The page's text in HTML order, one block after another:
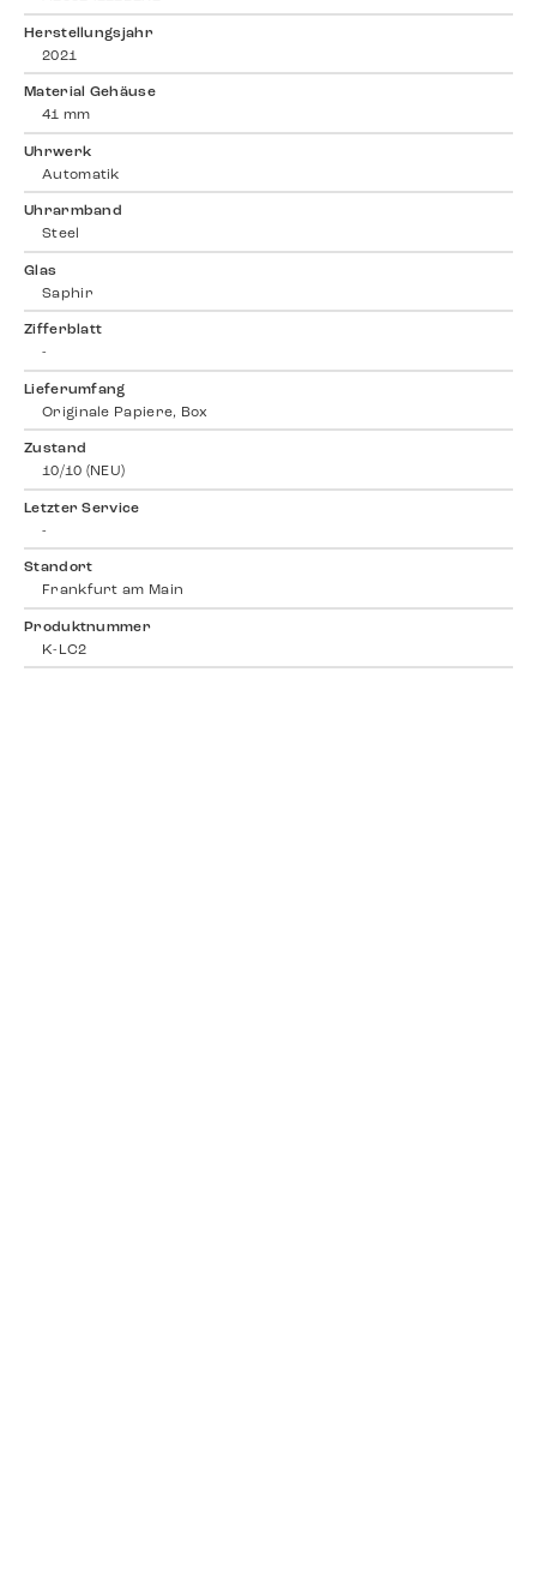
Herstellungsjahr
2021
Material Gehäuse
41 mm
Uhrwerk
Automatik
Uhrarmband
Steel
Glas
Saphir
Zifferblatt
-
Lieferumfang
Originale Papiere, Box
Zustand
10/10 (NEU)
Letzter Service
-
Standort
Frankfurt am Main
Produktnummer
K-LC2